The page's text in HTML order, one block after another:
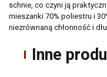
schnie, co czyni ją
mieszanki 70% poliestru i
niezrównaną chłonność i
Inne